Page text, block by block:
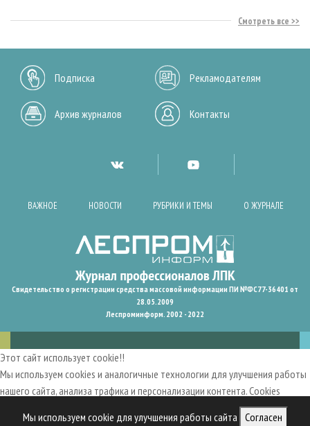
Мы используем cookie для улучшения работы сайта Согласен
Смотреть все
Подписка Рекламодателям
Архив журналов Контакты
ВАЖНОЕ НОВОСТИ РУБРИКИ И ТЕМЫ О ЖУРНАЛЕ
Свидетельство о регистрации средства массовой информации ПИ №ФС77-36401 от
28.05.2009
Леспроминформ. 2002 - 2022
Этот сайт использует cookie!!
Мы используем cookies и аналогичные технологии для улучшения работы
нашего сайта, анализа трафика и персонализации контента. Cookies